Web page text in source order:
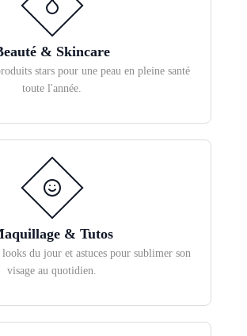
& Skincare
stars pour une peau en pleine santé
toute l'année.
& Tutos
du jour et astuces pour sublimer son
visage au quotidien.